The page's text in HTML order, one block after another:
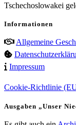
Tschechoslowakei
Informationen
Allgemeine
Impressum
Cookie-Richtlinie
Ausgaben „Unser